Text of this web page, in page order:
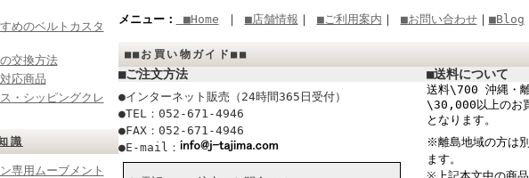
めのベルトカスタ
交換方法
応商品
・シッピングクレ
識
専用ムーブメント
メニュー： ■Home ｜ ■店舗情報 ｜ ■ご利用案内 ｜ ■お問い合わせ｜ ■Blog
■■お買い物ガイド■■
■ご注文方法
●インターネット販売（24時間365日受付）
●TEL：052-671-4946
●FAX：052-671-4946
●E-mail：
■送料について
送料\700 沖縄・
\30,000以上のお
となります。
※離島地域の方は
ます。